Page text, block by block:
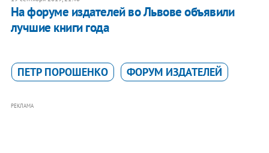
На форуме издателей во Львове объявили
лучшие книги года
ПЕТР ПОРОШЕНКО ФОРУМ ИЗДАТЕЛЕЙ
РЕКЛАМА